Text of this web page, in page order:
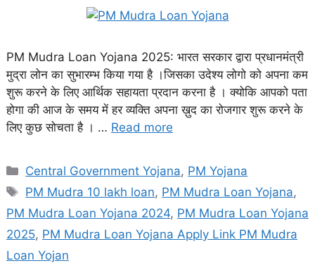
PM Mudra Loan Yojana 2025: भारत सरकार द्वारा प्रधानमंत्री
मुद्रा लोन का सुभारम्भ किया गया है ।जिसका उदेश्य लोगो को अपना कम
शुरू करने के लिए आर्थिक सहायता प्रदान करना है । क्योकि आपको पता
होगा की आज के समय में हर व्यक्ति अपना ख़ुद का रोजगार शुरू करने के
लिए कुछ सोचता है । … Read more
Categories
Central Government Yojana, PM Yojana
Tags
PM Mudra 10 lakh loan, PM Mudra Loan Yojana,
PM Mudra Loan Yojana 2024, PM Mudra Loan Yojana
2025, PM Mudra Loan Yojana Apply Link PM Mudra
Loan Yojan